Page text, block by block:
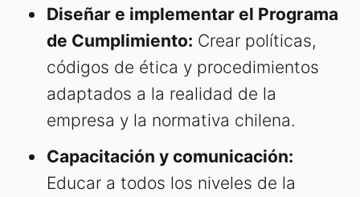
Diseñar e implementar el Programa
de Cumplimiento: Crear políticas,
códigos de ética y procedimientos
adaptados a la realidad de la
empresa y la normativa chilena.
Capacitación y comunicación:
Educar a todos los niveles de la